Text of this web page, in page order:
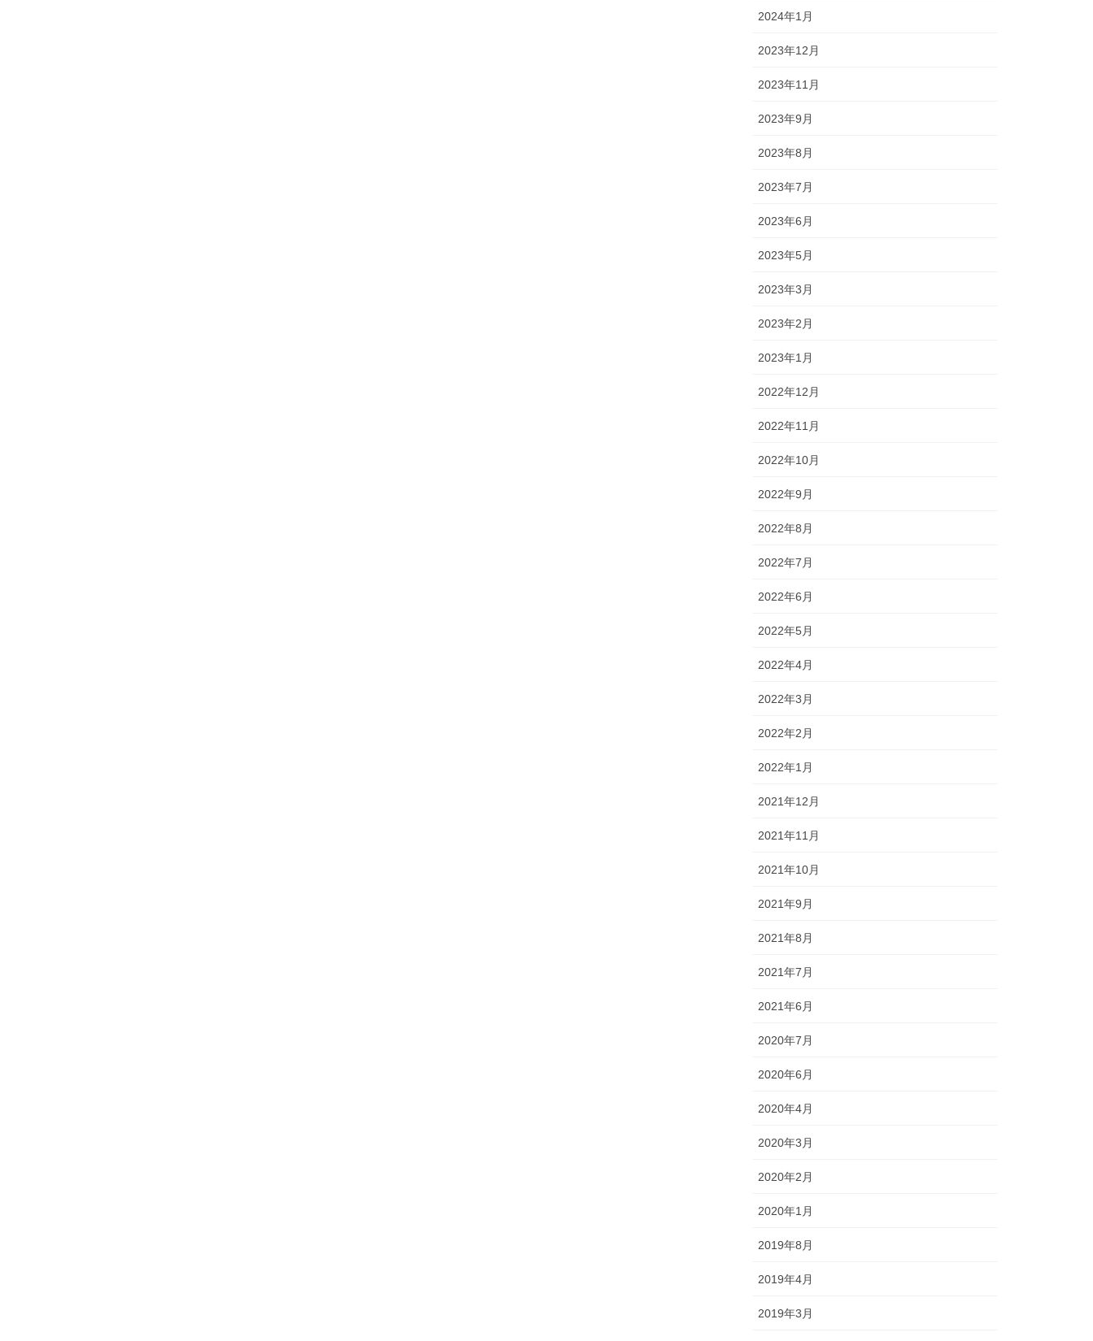
2024年1月
2023年12月
2023年11月
2023年9月
2023年8月
2023年7月
2023年6月
2023年5月
2023年3月
2023年2月
2023年1月
2022年12月
2022年11月
2022年10月
2022年9月
2022年8月
2022年7月
2022年6月
2022年5月
2022年4月
2022年3月
2022年2月
2022年1月
2021年12月
2021年11月
2021年10月
2021年9月
2021年8月
2021年7月
2021年6月
2020年7月
2020年6月
2020年4月
2020年3月
2020年2月
2020年1月
2019年8月
2019年4月
2019年3月